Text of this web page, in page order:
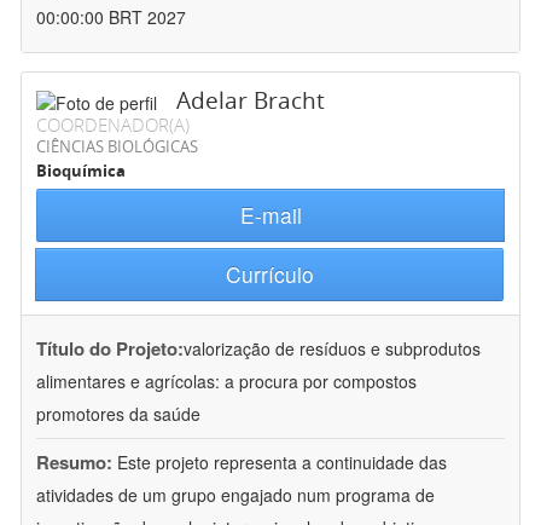
00:00:00 BRT 2027
Adelar Bracht
COORDENADOR(A)
CIÊNCIAS BIOLÓGICAS
Bioquímica
E-mail
Currículo
Título do Projeto:valorização de resíduos e subprodutos
alimentares e agrícolas: a procura por compostos
promotores da saúde
Resumo: Este projeto representa a continuidade das
atividades de um grupo engajado num programa de